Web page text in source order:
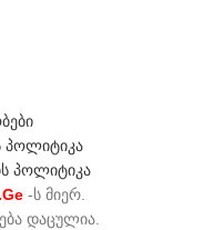
პოლიტიკა
პოლიტიკა
-ს მიერ.
დაცულია.